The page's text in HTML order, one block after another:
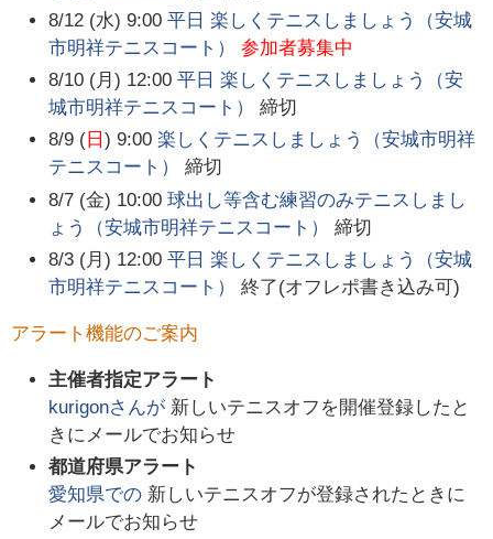
8/12 (水) 9:00 平日 楽しくテニスしましょう（安城
市明祥テニスコート）
参加者募集中
8/10 (月) 12:00 平日 楽しくテニスしましょう（安
城市明祥テニスコート）
締切
8/9 ( 日) 9:00 楽しくテニスしましょう（安城市明祥
テニスコート）
締切
8/7 (金) 10:00 球出し等含む練習のみテニスしまし
ょう（安城市明祥テニスコート）
締切
8/3 (月) 12:00 平日 楽しくテニスしましょう（安城
市明祥テニスコート）
終了(オフレポ書き込み可)
アラート機能のご案内
主催者指定アラート
kurigonさんが 新しいテニスオフを開催登録したと
きにメールでお知らせ
都道府県アラート
愛知県での 新しいテニスオフが登録されたときに
メールでお知らせ